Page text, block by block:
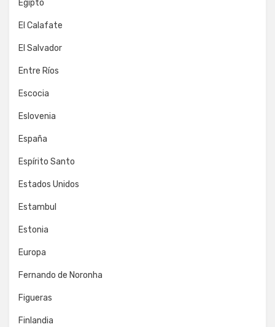
Egipto
El Calafate
El Salvador
Entre Ríos
Escocia
Eslovenia
España
Espírito Santo
Estados Unidos
Estambul
Estonia
Europa
Fernando de Noronha
Figueras
Finlandia